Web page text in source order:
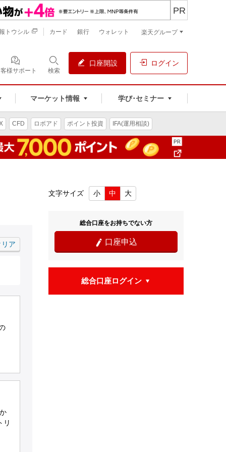
様サポート 検索
口座開設 ログイン
マーケット情報 学び･セミナー
PR
トウシル カード 銀行 ウォレット 楽天グループ
CFD ロボアド ポイント投資 IFA(運用相談)
ア
リ
文字サイズ 小 中 大
総合口座をお持ちでない方
 口座申込
総合口座ログイン